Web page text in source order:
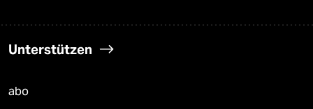
Unterstützen
abo